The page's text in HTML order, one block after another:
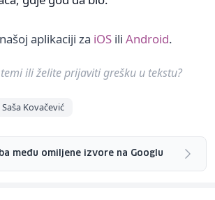
aplikaciji za iOS ili Android.
ili želite prijaviti grešku u tekstu?
Saša Kovačević
među omiljene izvore na Googlu